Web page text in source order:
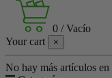
0 /Vacío
Your cart
×
No hay más artículos en